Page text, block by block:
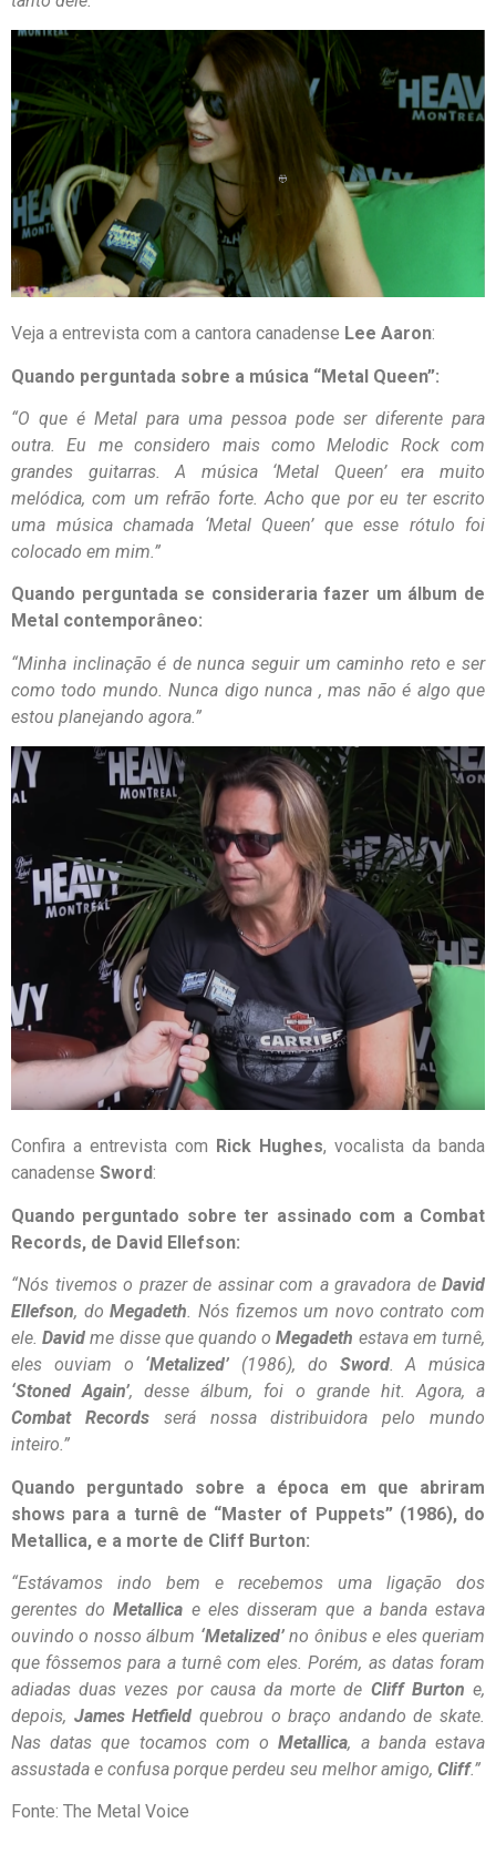
Veja a entrevista com a cantora canadense Lee Aaron:
Quando perguntada sobre a música “Metal Queen”:
“O que é Metal para uma pessoa pode ser diferente para
outra. Eu me considero mais como Melodic Rock com
grandes guitarras. A música ‘Metal Queen’ era muito
melódica, com um refrão forte. Acho que por eu ter escrito
uma música chamada ‘Metal Queen’ que esse rótulo foi
colocado em mim.”
Quando perguntada se consideraria fazer um álbum de
Metal contemporâneo:
“Minha inclinação é de nunca seguir um caminho reto e ser
como todo mundo. Nunca digo nunca , mas não é algo que
estou planejando agora.”
Confira a entrevista com Rick Hughes, vocalista da banda
canadense Sword:
Quando perguntado sobre ter assinado com a Combat
Records, de David Ellefson:
“Nós tivemos o prazer de assinar com a gravadora de David
Ellefson, doMegadeth. Nós fizemos um novo contrato com
ele.David me disse que quando oMegadeth estava em turnê,
eles ouviam o ‘Metalized’ (1986), do Sword. A música
‘Stoned Again’, desse álbum, foi o grande hit. Agora, a
Combat Recordsserá nossa distribuidora pelo mundo
inteiro.”
Quando perguntado sobre a época em que abriram
shows para a turnê de “Master of Puppets” (1986), do
Metallica, e a morte de Cliff Burton:
“Estávamos indo bem e recebemos uma ligação dos
gerentes doMetallica e eles disseram que a banda estava
ouvindo o nosso álbum ‘Metalized’no ônibus e eles queriam
que fôssemos para a turnê com eles. Porém, as datas foram
adiadas duas vezes por causa da morte de Cliff Burtone,
depois, James Hetfield quebrou o braço andando de skate.
Nas datas que tocamos com oMetallica, a banda estava
assustada e confusa porque perdeu seu melhor amigo, Cliff.”
Fonte: The Metal Voice